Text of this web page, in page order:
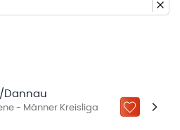
Dannau
- Männer Kreisliga
ZU „MEINE